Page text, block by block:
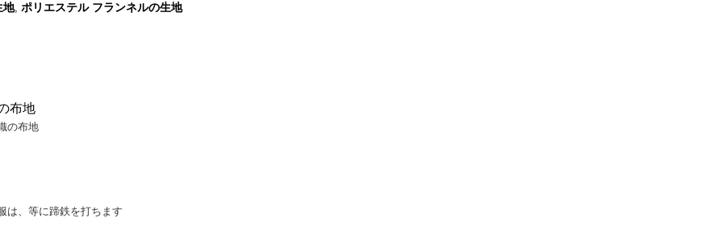
地, ポリエステル フランネルの生地
布地
の布地
は、等に蹄鉄を打ちます